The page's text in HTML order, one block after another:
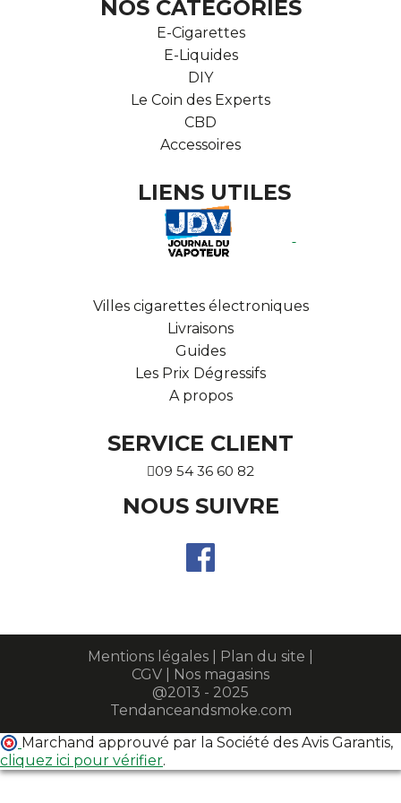
NOS CATÉGORIES
E-Cigarettes
E-Liquides
DIY
Le Coin des Experts
CBD
Accessoires
LIENS UTILES
Villes cigarettes électroniques
Livraisons
Guides
Les Prix Dégressifs
A propos
SERVICE CLIENT
09 54 36 60 82
NOUS SUIVRE
Mentions légales Plan du site
CGV
Nos magasins
@2013 - 2025
Tendanceandsmoke.com
Marchand approuvé par la Société des Avis Garantis,
cliquez ici pour vérifier.